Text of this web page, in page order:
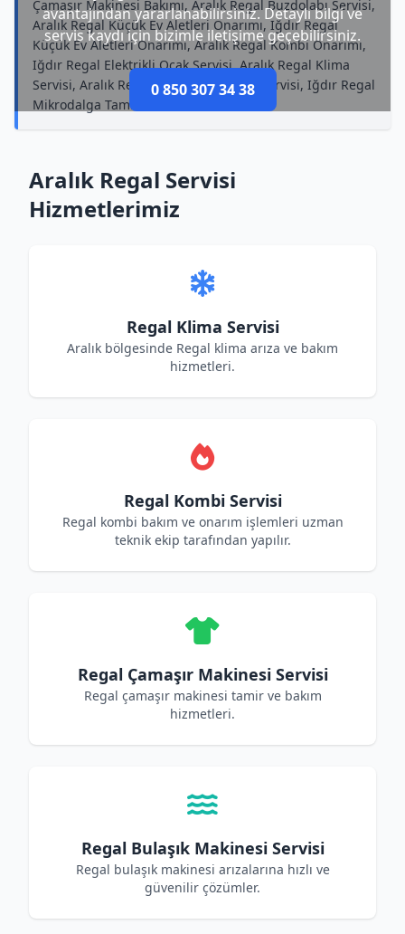
avantajından yararlanabilirsiniz. Detaylı bilgi ve
servis kaydı için bizimle iletişime geçebilirsiniz.
0 850 307 34 38
Çamaşır Makinesi Bakımı, Aralık Regal Buzdolabı Servisi,
Aralık Regal Küçük Ev Aletleri Onarımı, Iğdır Regal
Küçük Ev Aletleri Onarımı, Aralık Regal Kombi Onarımı,
Iğdır Regal Elektrikli Ocak Servisi, Aralık Regal Klima
Servisi, Aralık Regal Küçük Ev Aletleri Servisi, Iğdır Regal
Mikrodalga Tamircisi
Aralık Regal Servisi
Hizmetlerimiz
Regal Klima Servisi
Aralık bölgesinde Regal klima arıza ve bakım
hizmetleri.
Regal Kombi Servisi
Regal kombi bakım ve onarım işlemleri uzman
teknik ekip tarafından yapılır.
Regal Çamaşır Makinesi Servisi
Regal çamaşır makinesi tamir ve bakım
hizmetleri.
Regal Bulaşık Makinesi Servisi
Regal bulaşık makinesi arızalarına hızlı ve
güvenilir çözümler.